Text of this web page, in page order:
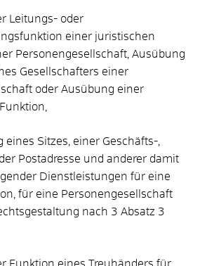
Leitungs- oder
einer juristischen
Personengesellschaft, Ausübung
Gesellschafters einer
oder Ausübung einer
eines Sitzes, einer Geschäfts-,
Postadresse und anderer damit
Dienstleistungen für eine
für eine Personengesellschaft
nach 3 Absatz 3
Funktion eines Treuhänders für